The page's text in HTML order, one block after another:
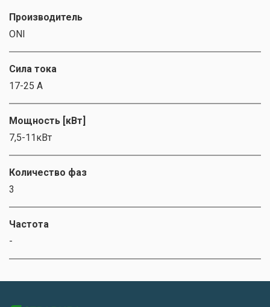
Производитель
ONI
Сила тока
17-25 А
Мощность [кВт]
7,5-11кВт
Количество фаз
3
Частота
-